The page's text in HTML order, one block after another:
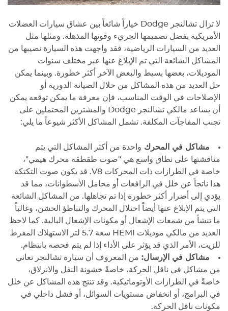
لا تزال تشالنجر Dodge خياراً شائعاً بين عشاق سيارات العضلات
الأمريكية بفضل تصميمها الجريء وقوتها المذهلة. ومثلها مثل
العديد من السيارات الرياضية، فقد واجهت هذه السيارة نصيبها من
المشاكل الشائعة التي تم الإبلاغ عنها عبر مختلف سنوات
الموديلات، بعضها بسيط والبعض الآخر أكثر خطورة. وبينما يمكن
حل العديد من هذه المشاكل من خلال الصيانة الدورية أو
الإصلاحات في الوقت المناسب، فإن معرفة ما يمكن توقعه يمكن
أن يساعد مالكي تشالنجر Dodge والمشترين المحتملين على
تجنب المفاجآت المكلفة. تشمل المشاكل الأكثر شيوعاً ما يلي:
مشاكل في المحرك واحدة من أكثر المشاكل التي يتم
مناقشتها على نطاق واسع هي "صوت طقطقة محرك هيمي"،
خاصة في الطرازات ذات المحركات V8. قد يكون صوت التكتكة
هذا ناتجاً عن خلل في الرافعات أو محامل الأسطوانات، مما قد
يؤدي إلى أضرار أكثر خطورة إذا تم تجاهلها. من المشاكل الشائعة
التي يتم الإبلاغ عنها أيضاً اختلال المحرك والتباطؤ الخشن، وغالباً
ما تنشأ من شمعات الإشعال أو مكونات الإشعال البالية. كما لاحظ
العديد من مالكي موديلات HEMI سعة 5.7 لتر الاستهلاك المفرط
للزيت، الأمر الذي قد يؤثر على الأداء إذا لم يتم فحصه بانتظام.
مشاكل في الإرسال: من المعروف أن سيارة تشالنجر تعاني
من مشاكل في ناقل الحركة، خاصةً خشونة النقل والانزلاق،
خاصةً في الطرازات الأوتوماتيكية. وقد تنتج هذه المشاكل عن خلل
في البرامج، أو انخفاض مستويات السوائل، أو فشل داخلي في
مكونات ناقل الحركة.